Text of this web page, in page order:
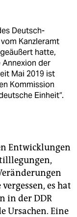
Deutsch-
Kanzleramt
hatte,
Annexion der
Mai 2019 ist
Kommission
Einheit“.
Entwicklungen
es hat
in der DDR
Ursachen. Eine